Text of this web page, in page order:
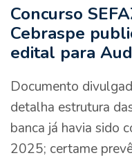
Concurso
Cebraspe
edital para
Documento
detalha estrutura
banca já havia sido
2025; certame